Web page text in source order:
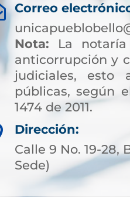
Correo
Nota: La
anticorrupción y
judiciales, esto
públicas, según
1474 de 2011.
Dirección:
Calle 9 No. 19-28,
Sede)